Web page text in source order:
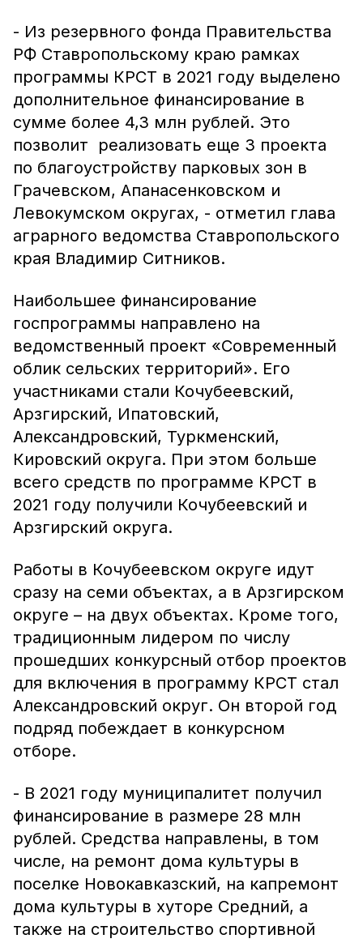
- Из резервного фонда Правительства
РФ Ставропольскому краю рамках
программы КРСТ в 2021 году выделено
дополнительное финансирование в
сумме более 4,3 млн рублей. Это
позволит реализовать еще 3 проекта
по благоустройству парковых зон в
Грачевском, Апанасенковском и
Левокумском округах, - отметил глава
аграрного ведомства Ставропольского
края Владимир Ситников.
Наибольшее финансирование
госпрограммы направлено на
ведомственный проект «Современный
облик сельских территорий». Его
участниками стали Кочубеевский,
Арзгирский, Ипатовский,
Александровский, Туркменский,
Кировский округа. При этом больше
всего средств по программе КРСТ в
2021 году получили Кочубеевский и
Арзгирский округа.
Работы в Кочубеевском округе идут
сразу на семи объектах, а в Арзгирском
округе – на двух объектах. Кроме того,
традиционным лидером по числу
прошедших конкурсный отбор проектов
для включения в программу КРСТ стал
Александровский округ. Он второй год
подряд побеждает в конкурсном
отборе.
- В 2021 году муниципалитет получил
финансирование в размере 28 млн
рублей. Средства направлены, в том
числе, на ремонт дома культуры в
поселке Новокавказский, на капремонт
дома культуры в хуторе Средний, а
также на строительство спортивной